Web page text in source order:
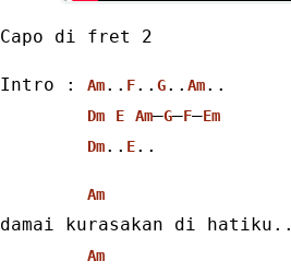
Capo di fret 2
Intro : Am.. F.. G.. Am..
Dm E Am–G–F–Em
Dm.. E..
Am
damai kurasakan di hatiku..
Am